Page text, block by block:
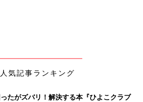
気記事ランキング
たがズバリ！解決する本『ひよこクラブ